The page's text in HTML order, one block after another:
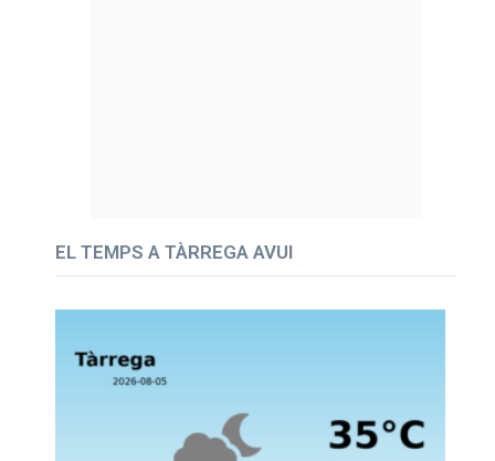
EL TEMPS A TÀRREGA AVUI